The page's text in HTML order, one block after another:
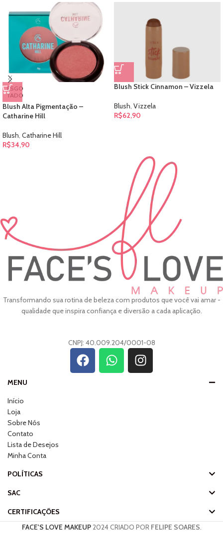
ESGO
TADO
Blush Alta Pigmentação –
Catharine Hill
Blush, Catharine Hill
R$34,90
Blush Stick Cinnamon – Vizzela
Blush, Vizzela
R$62,90
Transformando sua rotina de beleza com produtos que você vai amar -
qualidade que inspira confiança e diversão a cada aplicação.
CNPJ: 40.009.204/0001-08
MENU
Início
Loja
Sobre Nós
Contato
Lista de Desejos
Minha Conta
POLÍTICAS
SAC
CERTIFICAÇÕES
FACE'S LOVE MAKEUP2024 CRIADO POR FELIPE SOARES.